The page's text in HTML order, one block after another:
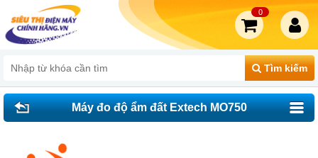
Tìm kiếm
0
Máy đo độ ẩm đất Extech MO750